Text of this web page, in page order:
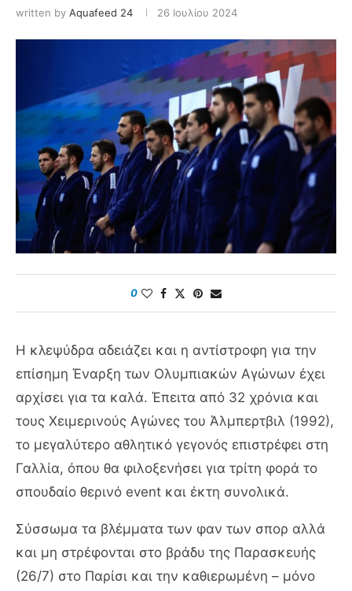
written by Aquafeed 24 26 Ιουλίου 2024
0
Η κλεψύδρα αδειάζει και η αντίστροφη για την
επίσημη Έναρξη των Ολυμπιακών Αγώνων έχει
αρχίσει για τα καλά. Έπειτα από 32 χρόνια και
τους Χειμερινούς Αγώνες του Άλμπερτβιλ (1992),
το μεγαλύτερο αθλητικό γεγονός επιστρέφει στη
Γαλλία, όπου θα φιλοξενήσει για τρίτη φορά το
σπουδαίο θερινό event και έκτη συνολικά.
Σύσσωμα τα βλέμματα των φαν των σπορ αλλά
και μη στρέφονται στο βράδυ της Παρασκευής
(26/7) στο Παρίσι και την καθιερωμένη – μόνο